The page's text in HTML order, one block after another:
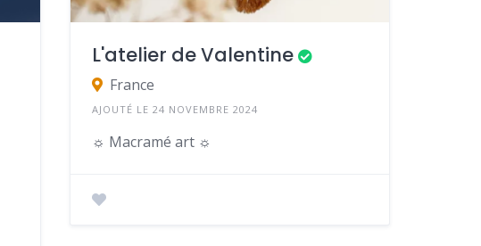
L'atelier de Valentine
France
AJOUTÉ LE 24 NOVEMBRE 2024
☼ Macramé art ☼